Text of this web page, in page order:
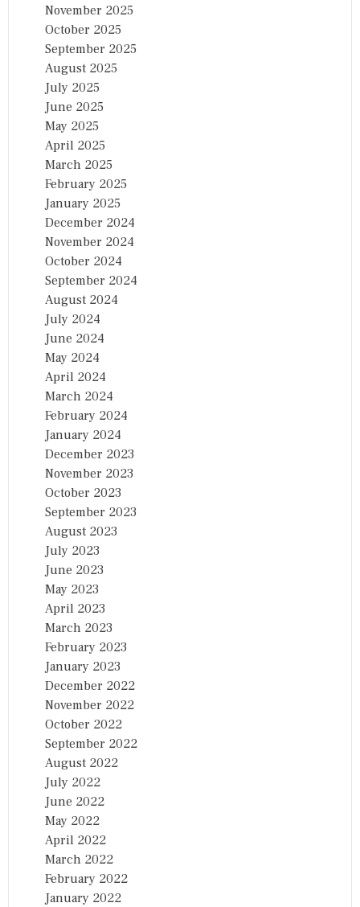
November 2025
October 2025
September 2025
August 2025
July 2025
June 2025
May 2025
April 2025
March 2025
February 2025
January 2025
December 2024
November 2024
October 2024
September 2024
August 2024
July 2024
June 2024
May 2024
April 2024
March 2024
February 2024
January 2024
December 2023
November 2023
October 2023
September 2023
August 2023
July 2023
June 2023
May 2023
April 2023
March 2023
February 2023
January 2023
December 2022
November 2022
October 2022
September 2022
August 2022
July 2022
June 2022
May 2022
April 2022
March 2022
February 2022
January 2022